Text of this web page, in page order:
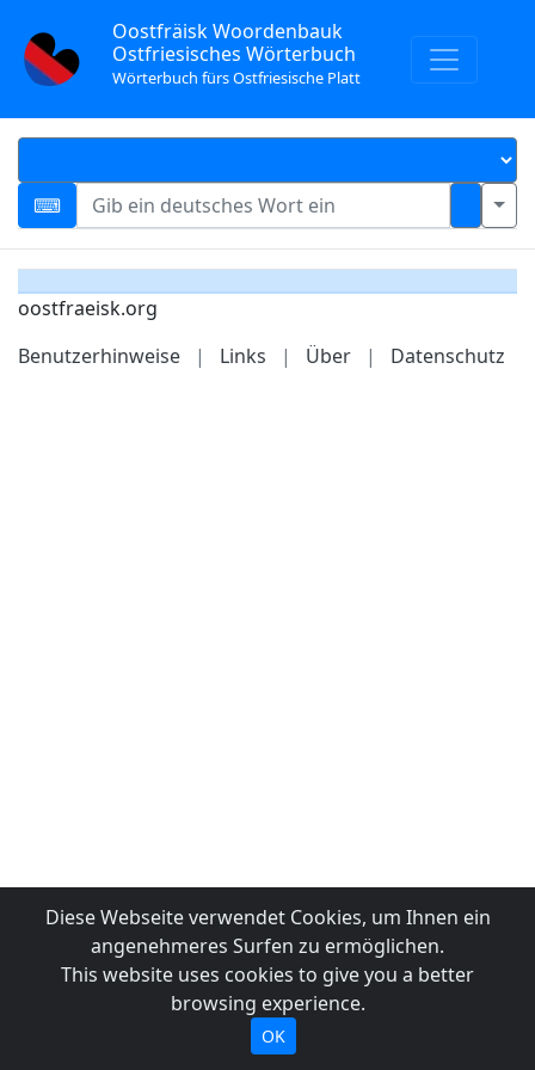
Oostfräisk Woordenbauk
Ostfriesisches Wörterbuch
Wörterbuch fürs Ostfriesische Platt
oostfraeisk.org
Benutzerhinweise
| Links | Über | Datenschutz
Diese Webseite verwendet Cookies, um Ihnen ein
angenehmeres Surfen zu ermöglichen.
This website uses cookies to give you a better
browsing experience.
OK